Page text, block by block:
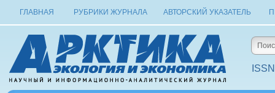
ГЛАВНАЯ РУБРИКИ ЖУРНАЛА АВТОРСКИЙ УКАЗАТЕЛЬ